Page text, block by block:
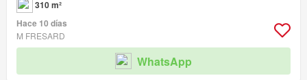
310 m²
Hace 10 días
M FRESARD
WhatsApp